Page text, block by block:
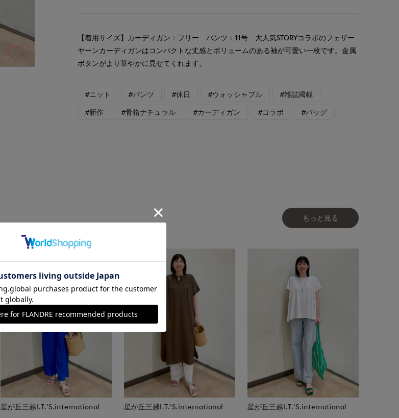
【着用サイズ】カーディガン：フリー パンツ：11号 大人気STORYコラボのフェザー
ヤーンカーディガンはコンパクトな丈感とボリュームのある袖が可愛い一枚です。金属
ボタンがより華やかに見せてくれます。
#ニット #パンツ #休日 #ウォッシャブル #雑誌掲載
#新作 #骨格ナチュラル #カーディガン #コラボ #バッグ
もっと見る
星が丘三越I.T.'S.international 星が丘三越I.T.'S.international 星が丘三越I.T.'S.international